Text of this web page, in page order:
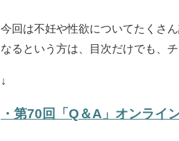
今回は不妊や性欲についてたくさ
なるという方は、目次だけでも、
↓
・第70回「Q＆A」オンライ